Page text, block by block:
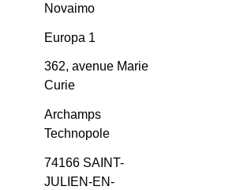
Novaimo
Europa 1
362, avenue Marie
Curie
Archamps
Technopole
74166 SAINT-
JULIEN-EN-